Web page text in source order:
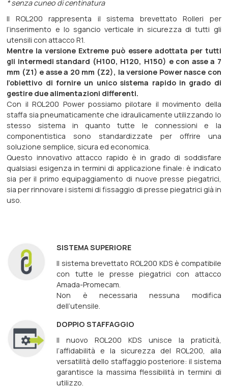
* senza cuneo di centinatura
Il ROL200 rappresenta il sistema brevettato Rolleri per
l’inserimento e lo sgancio verticale in sicurezza di tutti gli
utensili con attacco R1.
Mentre la versione Extreme può essere adottata per tutti
gli intermedi standard (H100, H120, H150) e con asse a 7
mm (Z1) e asse a 20 mm (Z2), la versione Power nasce con
l’obiettivo di fornire un unico sistema rapido in grado di
gestire due alimentazioni differenti.
Con il ROL200 Power possiamo pilotare il movimento della
staffa sia pneumaticamente che idraulicamente utilizzando lo
stesso sistema in quanto tutte le connessioni e la
componentistica sono standardizzate per offrire una
soluzione semplice, sicura ed economica.
Questo innovativo attacco rapido è in grado di soddisfare
qualsiasi esigenza in termini di applicazione finale: è indicato
sia per il primo equipaggiamento di nuove presse piegatrici,
sia per rinnovare i sistemi di fissaggio di presse piegatrici già in
uso.
SISTEMA SUPERIORE
Il sistema brevettato ROL200 KDS è compatibile
con tutte le presse piegatrici con attacco
Amada-Promecam.
Non è necessaria nessuna modifica
dell’utensile.
DOPPIO STAFFAGGIO
Il nuovo ROL200 KDS unisce la praticità,
l’affidabilità e la sicurezza del ROL200, alla
versatilità dello staffaggio posteriore: il sistema
garantisce la massima flessibilità in termini di
utilizzo.